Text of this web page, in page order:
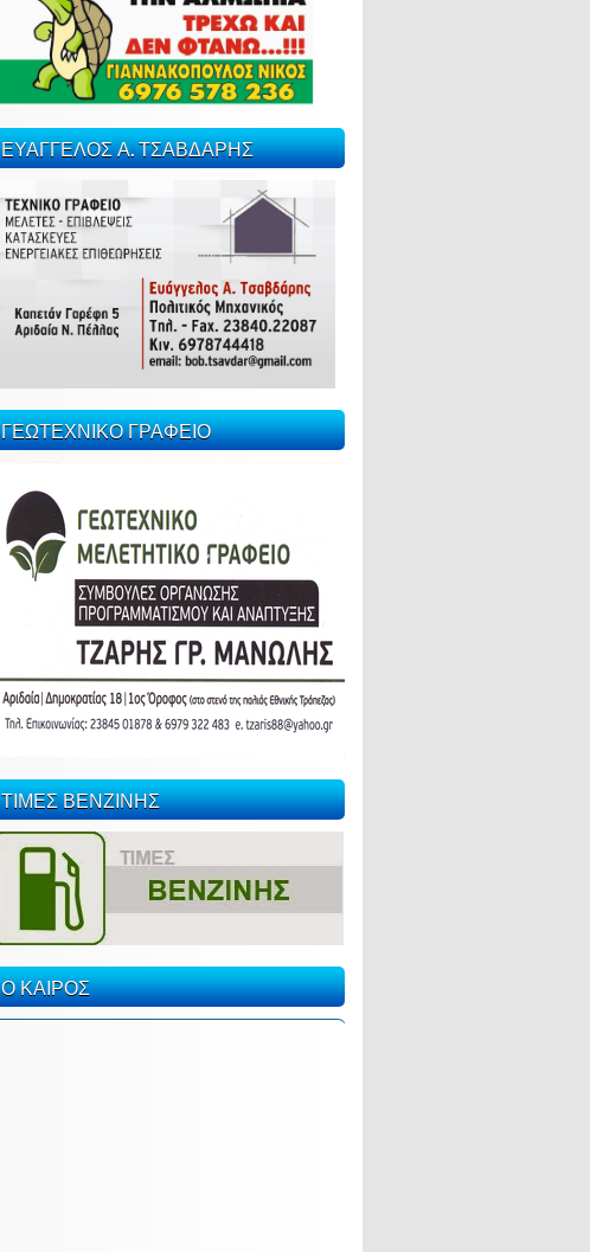
ΕΥΑΓΓΕΛΟΣ Α. ΤΣΑΒΔΑΡΗΣ
ΓΕΩΤΕΧΝΙΚΟ ΓΡΑΦΕΙΟ
ΤΙΜΕΣ ΒΕΝΖΙΝΗΣ
Ο ΚΑΙΡΟΣ